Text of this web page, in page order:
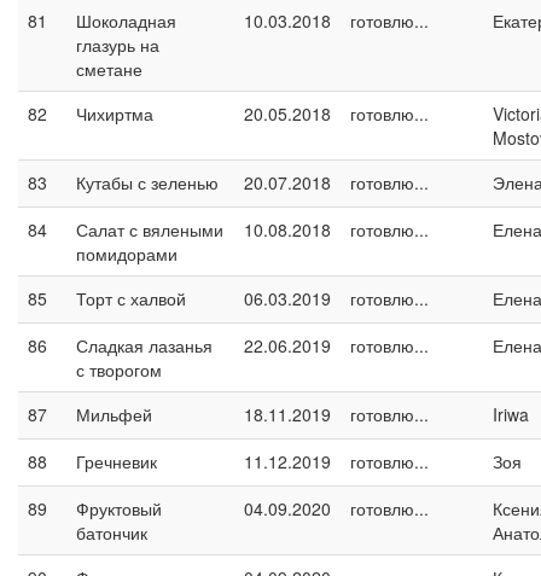
81
Шоколадная
глазурь на
сметане
10.03.2018 готовлю...
82 Чихиртма 20.05.2018 готовлю...
83
Кутабы с зеленью 20.07.2018 готовлю...
84
Салат с вялеными
помидорами
10.08.2018 готовлю...
85 Торт с халвой 06.03.2019 готовлю...
Елена
86
Сладкая лазанья
с творогом
22.06.2019 готовлю...
87 Мильфей 18.11.2019 готовлю...
Iriwa
88
Гречневик 11.12.2019 готовлю...
Зоя
89
Фруктовый
батончик
04.09.2020 готовлю...